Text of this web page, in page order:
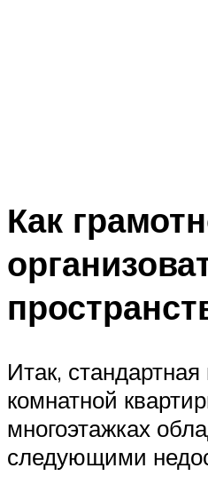
Как
Итак,
комнатной
многоэтажках
следующими